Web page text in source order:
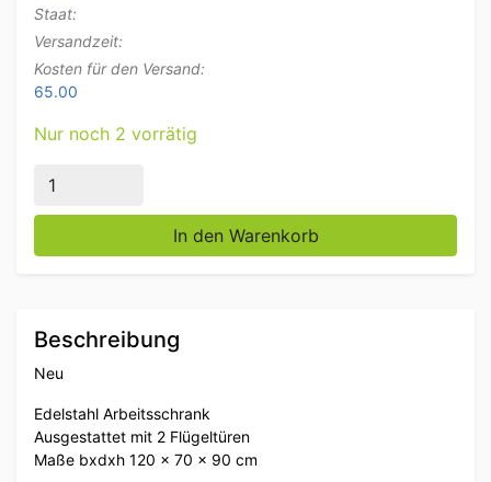
Staat:
Versandzeit:
Kosten für den Versand:
65.00
Nur noch 2 vorrätig
Arbeitsschrank aus Edelstahl 2 Flügeltüren 120 cm
In den Warenkorb
Beschreibung
Neu
Edelstahl Arbeitsschrank
Ausgestattet mit 2 Flügeltüren
Maße bxdxh 120 x 70 x 90 cm